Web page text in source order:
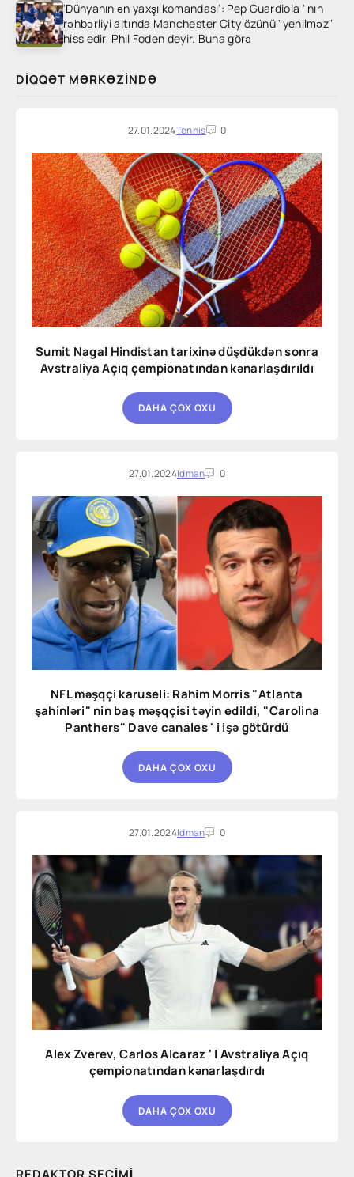
'Dünyanın ən yaxşı komandası': Pep Guardiola ' nın
rəhbərliyi altında Manchester City özünü "yenilməz"
hiss edir, Phil Foden deyir. Buna görə
DIQQƏT MƏRKƏZINDƏ
27.01.2024Tennis 0
Sumit Nagal Hindistan tarixinə düşdükdən sonra
Avstraliya Açıq çempionatından kənarlaşdırıldı
DAHA ÇOX OXU
27.01.2024Idman 0
NFL məşqçi karuseli: Rahim Morris "Atlanta
şahinləri" nin baş məşqçisi təyin edildi, "Carolina
Panthers" Dave canales ' i işə götürdü
DAHA ÇOX OXU
27.01.2024Idman 0
Alex Zverev, Carlos Alcaraz ' I Avstraliya Açıq
çempionatından kənarlaşdırdı
DAHA ÇOX OXU